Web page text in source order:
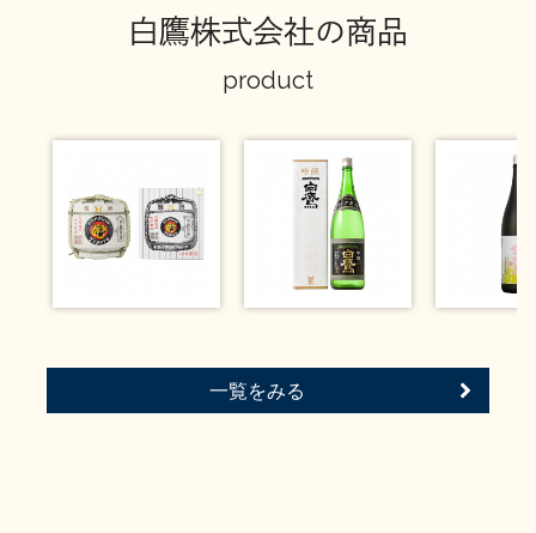
季節の商品 イベント情報
白鷹株式会社の商品
product
一覧をみる